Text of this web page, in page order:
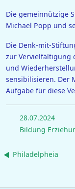
Die gemeinnützige
Michael Popp und
Die Denk-mit-
zur Vervielfältigung
und
sensibilisieren. Der
Aufgabe für diese
28.07.2024
Bildung
Philadelpheia